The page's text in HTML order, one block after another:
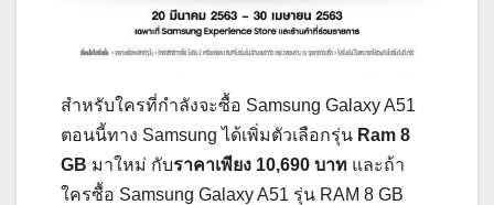
สำหรับใครที่กำลังจะซื้อ Samsung Galaxy A51
ตอนนี้ทาง Samsung ได้เพิ่มตัวเลือกรุ่น Ram 8
GB มาใหม่ กับราคาเพียง 10,690 บาท และถ้า
ใครซื้อ Samsung Galaxy A51 รุ่น RAM 8 GB